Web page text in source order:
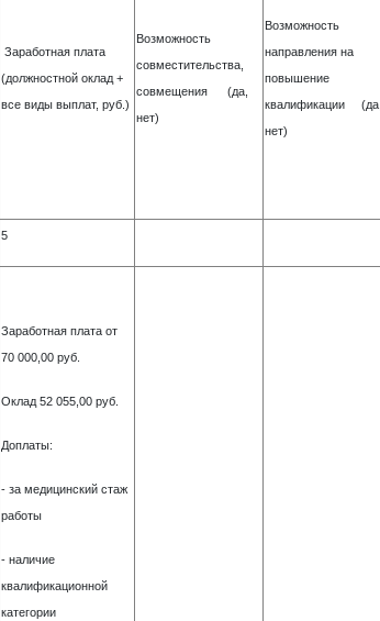
Заработная плата
(должностной оклад +
все виды выплат, руб.)
Возможность
совместительства,
совмещения (да,
нет)
Возможность
направления на
повышение
квалификации (да,
нет)
5
Заработная плата от
70 000,00 руб.
Оклад 52 055,00 руб.
Доплаты:
- за медицинский стаж
работы
- наличие
квалификационной
категории